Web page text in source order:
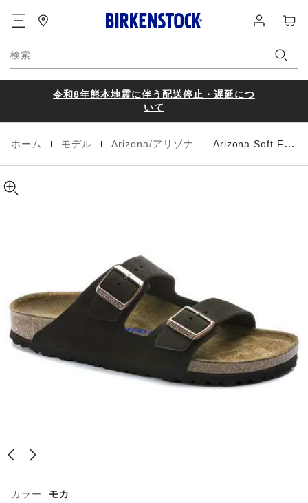
グ
ー
検索
令和8年熊本地震に伴う配送停止・遅延につ
いて
Homepage
ホーム モデル Arizona/アリゾナ Arizona Soft Footbed / アリゾナ ソフトフットベッド
Soft
Footbed
Leather
カラー: モカ
about
product